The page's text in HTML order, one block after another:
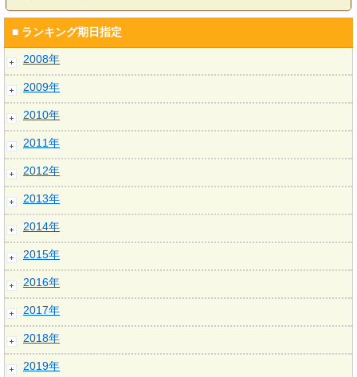
■ ランキング期日指定
2008年
2009年
2010年
2011年
2012年
2013年
2014年
2015年
2016年
2017年
2018年
2019年